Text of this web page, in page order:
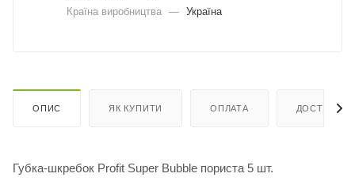
Країна виробництва — Україна
ОПИС ЯК КУПИТИ ОПЛАТА ДОСТАВКА
Губка-шкребок Profit Super Bubble пориста 5 шт.